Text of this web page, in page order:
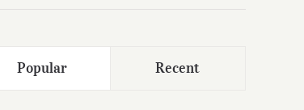
Popular Recent